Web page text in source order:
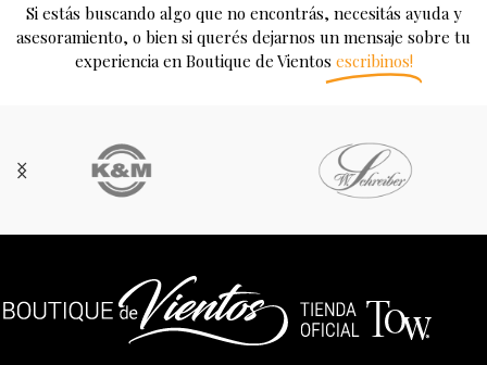
Si estás buscando algo que no encontrás, necesitás ayuda y
asesoramiento, o bien si querés dejarnos un mensaje sobre tu
experiencia en Boutique de Vientos escribinos!